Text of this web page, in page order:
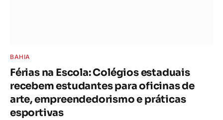
BAHIA
Férias na Escola: Colégios estaduais
recebem estudantes para oficinas de
arte, empreendedorismo e práticas
esportivas